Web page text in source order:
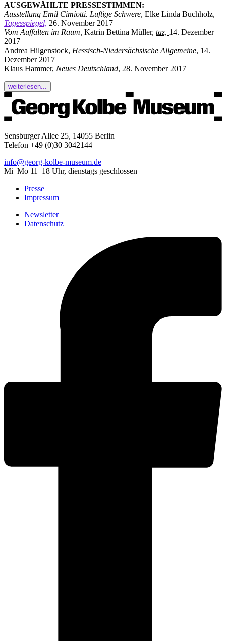
AUSGEWÄHLTE PRESSESTIMMEN:
Ausstellung Emil Cimiotti. Luftige Schwere, Elke Linda Buchholz,
Tagesspiegel, 26. November 2017
Vom Auffalten im Raum, Katrin Bettina Müller, taz, 14. Dezember
2017
Andrea Hilgenstock, Hessisch-Niedersächsische Allgemeine, 14.
Dezember 2017
Klaus Hammer, Neues Deutschland, 28. November 2017
weiterlesen...
Sensburger Allee 25, 14055 Berlin
Telefon +49 (0)30 3042144
info@georg-kolbe-museum.de
Mi–Mo 11–18 Uhr, dienstags geschlossen
Presse
Impressum
Newsletter
Datenschutz